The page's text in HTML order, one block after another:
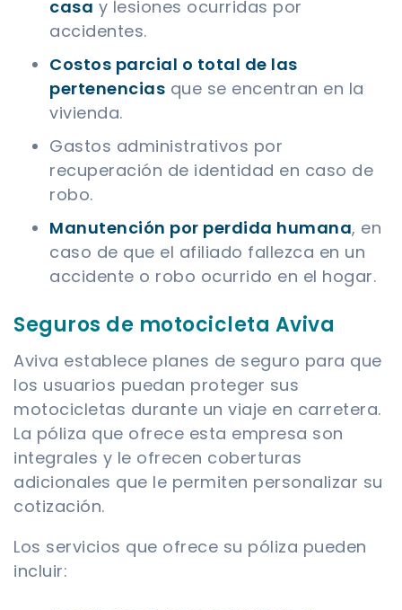
casa y lesiones ocurridas por
accidentes.
Costos parcial o total de las
pertenencias que se encentran en la
vivienda.
Gastos administrativos por
recuperación de identidad en caso de
robo.
Manutención por perdida humana, en
caso de que el afiliado fallezca en un
accidente o robo ocurrido en el hogar.
Seguros de motocicleta Aviva
Aviva establece planes de seguro para que
los usuarios puedan proteger sus
motocicletas durante un viaje en carretera.
La póliza que ofrece esta empresa son
integrales y le ofrecen coberturas
adicionales que le permiten personalizar su
cotización.
Los servicios que ofrece su póliza pueden
incluir: